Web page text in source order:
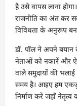
है उसे वापस लाना
राजनीति का अंत कर
विविधता के अनुरूप
डॉ. पॉल ने अपने
नेताओं को नकारें और
वाले समुदायों की भलाई
समय है। आइए हम
निर्माण करें जहाँ नेतृत्व